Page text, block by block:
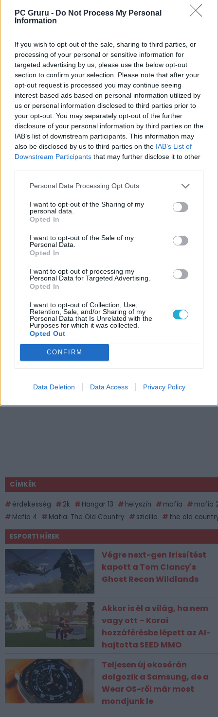
PC Gruru - Do Not Process My Personal
Information
If you wish to opt-out of the sale, sharing to third parties, or
processing of your personal or sensitive information for
targeted advertising by us, please use the below opt-out
section to confirm your selection. Please note that after your
opt-out request is processed you may continue seeing
interest-based ads based on personal information utilized by
us or personal information disclosed to third parties prior to
your opt-out. You may separately opt-out of the further
disclosure of your personal information by third parties on the
IAB’s list of downstream participants. This information may
also be disclosed by us to third parties on the IAB’s List of
Downstream Participants that may further disclose it to other
Personal Data Processing Opt Outs
I want to opt-out of the Sharing of my
personal data.
Opted In
I want to opt-out of the Sale of my
Personal Data.
Opted In
I want to opt-out of processing my
Personal Data for Targeted Advertising.
Opted In
I want to opt-out of Collection, Use,
Retention, Sale, and/or Sharing of my
Personal Data that Is Unrelated with the
Purposes for which it was collected.
Opted Out
CONFIRM
Data Deletion Data Access Privacy Policy
Az 1900-as évek olasz alvilágába visz a
Olaszországban játszódik az új Mafia, de
mégsem lesz benne olasz szinkron
Mindenki megnyugodhat, maximálisan
autentikus lesz a Mafia: The Old Country
LEGFRISSEBB VIDEÓNK
CÍMKÉK
érdekesség 2k Hangar 13 helyszín mafia
mafia
Mafia 4
Mafia: The Old Country szicília the old
ESPORT1 HÍREK
Végre next-gen frissítést
kapott a Tom Clancy's
Ghost Recon Wildlands
Akkor is él a világ, ha nem
vagy ott – Korai
hozzáférésbe lépett az AI-
hajtotta SEED MMO
Teljesen új okosórán
dolgozik a Samsung, de a
Wear OS-ről már most
mondjunk le